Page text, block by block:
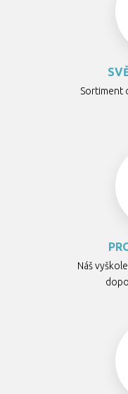
Sortiment
Náš